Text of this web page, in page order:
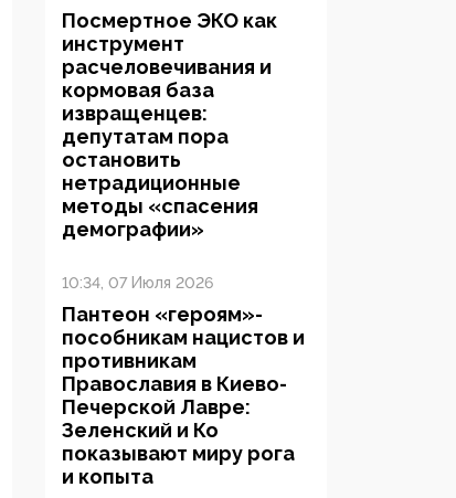
Посмертное ЭКО как
инструмент
расчеловечивания и
кормовая база
извращенцев:
депутатам пора
остановить
нетрадиционные
методы «спасения
демографии»
10:34, 07 Июля 2026
Пантеон «героям»-
пособникам нацистов и
противникам
Православия в Киево-
Печерской Лавре:
Зеленский и Ко
показывают миру рога
и копыта